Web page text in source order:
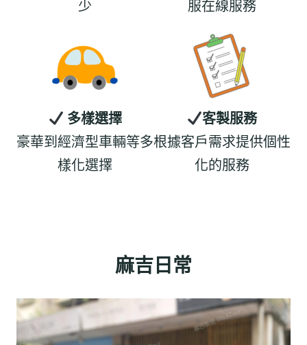
少
多樣選擇
豪華到經濟型車輛等多
樣化選擇
服在線服務
客製服務
根據客戶需求提供個性
化的服務
麻吉日常